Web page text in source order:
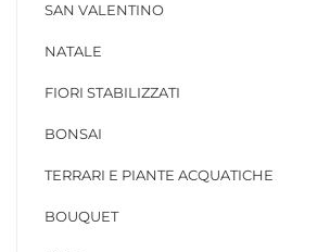
SAN VALENTINO
NATALE
FIORI STABILIZZATI
BONSAI
TERRARI E PIANTE ACQUATICHE
BOUQUET